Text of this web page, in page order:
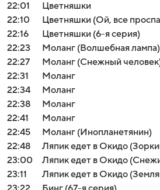
22:01
Цветняшки
22:10
Цветняшки (Ой, все
22:16
Цветняшки (6-я серия)
22:23
Моланг (Волшебная лампа)
22:27
Моланг (Снежный
22:31
Моланг
22:34
Моланг
22:38
Моланг
22:41
Моланг
22:45
Моланг (Инопланетянин)
22:48
Ляпик едет в Окидо
23:00
Ляпик едет в Окидо
23:11
Ляпик едет в Окидо